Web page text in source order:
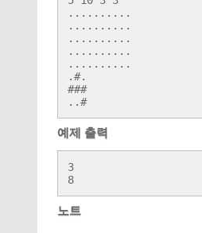
..........
..........
..........
..........
..........
.#.
###
..#
예제 출력
3
8
노트